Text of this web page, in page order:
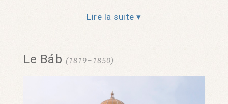
Lire la suite ▾
Le Báb (1819–1850)